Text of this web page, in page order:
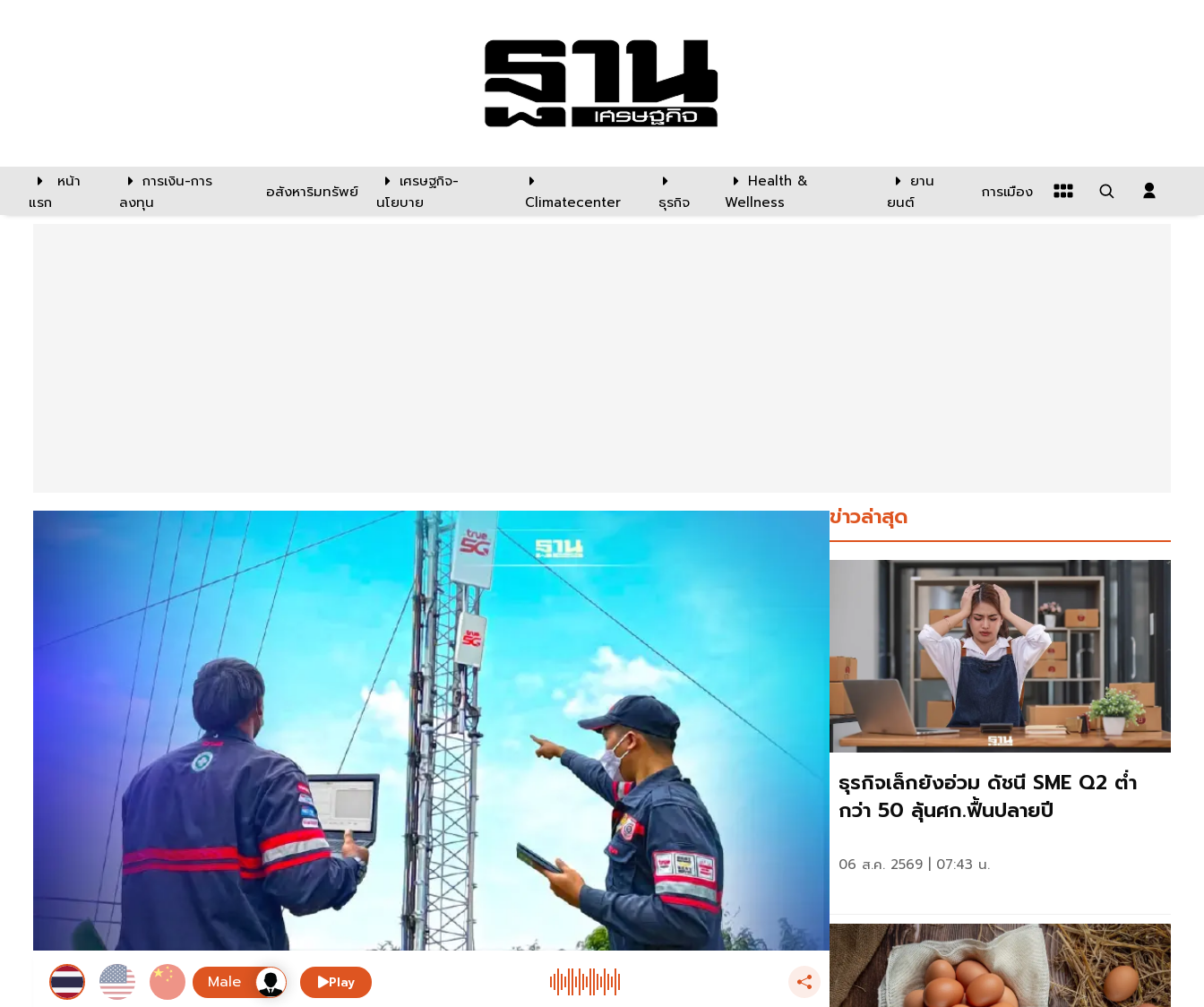
หน้า
แรก
การเงิน-การ
ลงทุน
อสังหาริมทรัพย์
เศรษฐกิจ-
นโยบาย
Climatecenter ธุรกิจ
Health &
Wellness
ยาน
ยนต์
การเมือง
Play
ข่าวล่าสุด
ธุรกิจเล็กยังอ่วม ดัชนี SME Q2 ต่ำ
กว่า 50 ลุ้นศก.ฟื้นปลายปี
06 ส.ค. 2569 | 07:43 น.